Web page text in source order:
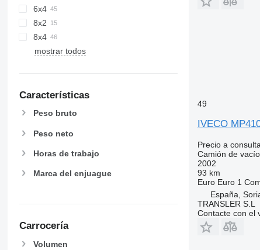
6x4
8x2
8x4
mostrar todos
Características
Peso bruto
Peso neto
Horas de trabajo
Marca del enjuague
Carrocería
Volumen
49
IVECO
Precio a
Camión de vacío
2002
93 km
Euro Euro 1
España,
TRANSLER S.L
Contacte con el